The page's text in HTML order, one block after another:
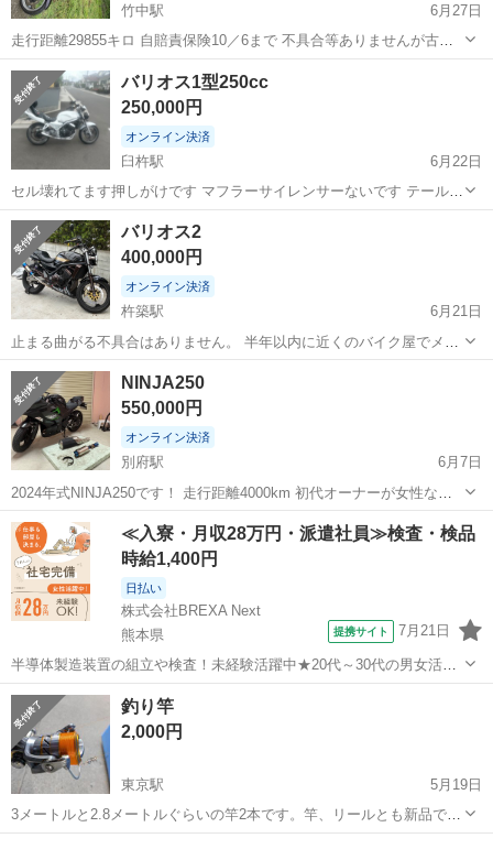
竹中駅
6月27日
走行距離29855キロ 自賠責保険10／6まで 不具合等ありませんが古い
車両なので3Nでお願いします。 フロントブレーキ交換 エンジンオイ
ル交換 クーラント 昨年交換 プラグ イリジウムに交換 RPMマフラ
ー（本物❓） タイ...
大分 大分市 竹中駅 カワサキ
バリオス1型250cc
250,000円
オンライン決済
臼杵駅
6月22日
セル壊れてます押しがけです マフラーサイレンサーないです テールカ
ウル一部割れています 現在塗装途中です。 アクセルワイヤー切れてま
す ウインカー無いです。 アクセルワイヤーとウインカーの修理代は
購入額から引いてお売りしま...
大分 臼杵市 臼杵駅
バリオス2
400,000円
オンライン決済
杵築駅
6月21日
止まる曲がる不具合はありません。 半年以内に近くのバイク屋でメン
テナンスと前後タイヤ新品交換、ブレーキパッドの交換を行っていま
す。 またバッテリーとオイル交換はしています。 カウルもあります
が、外しています。 ハンドルは現...
大分 国東市
NINJA250
550,000円
オンライン決済
別府駅
6月7日
2024年式NINJA250です！ 走行距離4000km 初代オーナーが女性なの
でシート高が3cmほど低い仕様になっています。 フレームスライダー
付き USB充電、スマホホルダー付き 屋内保管 現車確認可能 ＊名義変
更も...
大分 別府市 別府駅 カワサキ
≪入寮・月収28万円・派遣社員≫検査・検品
時給1,400円
日払い
株式会社BREXA Next
熊本県
提携サイト 7月21日
半導体製造装置の組立や検査！未経験活躍中★20代～30代の男女活躍
中★ワンルーム寮完備！赴任旅費会社負担！マイカー通勤OK！無料駐
車場あり！正社員登用あり！《熊本県菊池郡大津町》 人気の工場のお
仕事 ◇半導体製造装置の組立...
熊本 その他
釣り竿
2,000円
東京駅
5月19日
3メートルと2.8メートルぐらいの竿2本です。竿、リールとも新品です
が5年ほど自宅保管してました。